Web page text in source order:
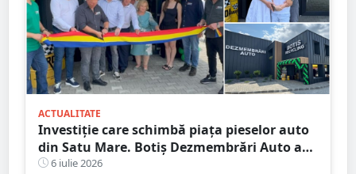
ACTUALITATE
Investiție care schimbă piața pieselor auto
din Satu Mare. Botiș Dezmembrări Auto a
inaugurat noul centru
6 iulie 2026